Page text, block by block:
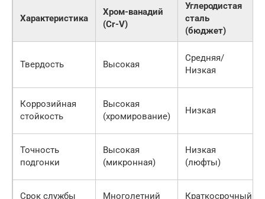
Характеристика
Хром-ванадий
(Cr-V)
Углеродистая
сталь
(бюджет)
Твердость Высокая
Средняя/
Низкая
Коррозийная
стойкость
Высокая
(хромирование)
Низкая
Точность
подгонки
Высокая
(микронная)
Низкая
(люфты)
Срок службы Многолетний Краткосрочный